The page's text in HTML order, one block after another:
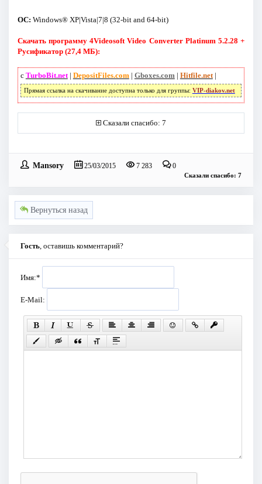
ОС: Windows® XP|Vista|7|8 (32-bit and 64-bit)
Скачать программу 4Videosoft Video Converter Platinum 5.2.28 +
Русификатор (27,4 МБ):
с TurboBit.net| DepositFiles.com| Gboxes.com| Hitfile.net|
Прямая ссылка на скачивание доступна только для группы: VIP-diakov.net
Сказали спасибо: 7
Mansory 25/03/2015 7 283 0
Сказали спасибо: 7
Вернуться назад
Гость, оставишь комментарий?
Имя:*
E-Mail: